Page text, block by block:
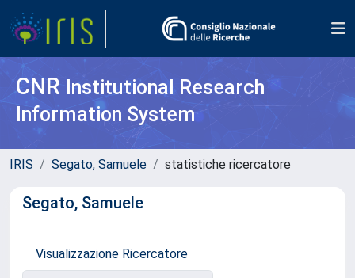
CNR Institutional Research
Information System
IRIS Segato, Samuele statistiche ricercatore
Segato, Samuele
Visualizzazione Ricercatore